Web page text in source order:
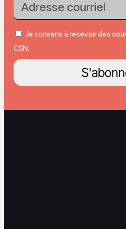
Je consens à recevoir des
CSN.